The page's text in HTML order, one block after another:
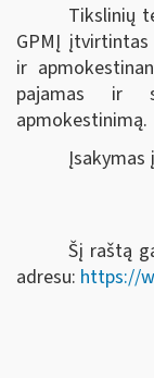
Tikslinių
GPMĮ
ir
pajamas ir
apmokestinimą.
Įsakymas
Šį raštą
adresu: https://